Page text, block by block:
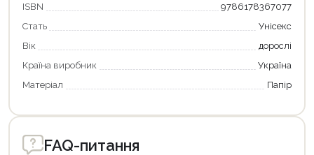
ISBN
9786178367077
Стать
Унісекс
Вік
дорослі
Країна виробник
Україна
Матеріал
Папір
FAQ-питання